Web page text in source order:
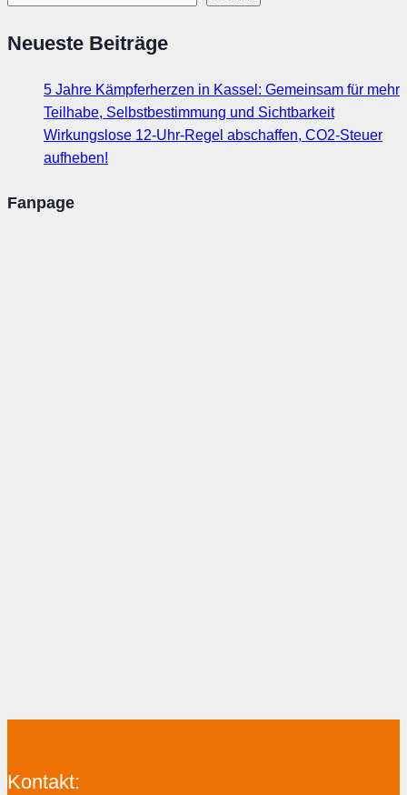
Neueste Beiträge
5 Jahre Kämpferherzen in Kassel: Gemeinsam für mehr
Teilhabe, Selbstbestimmung und Sichtbarkeit
Wirkungslose 12-Uhr-Regel abschaffen, CO2-Steuer
aufheben!
Fanpage
Kontakt: